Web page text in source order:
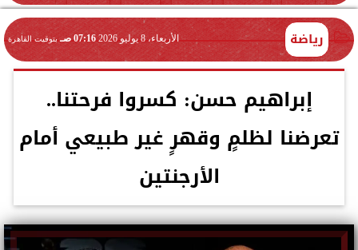
رياضة الأربعاء، 8 يوليو 2026 07:16 صـ بتوقيت القاهرة
إبراهيم حسن: كسروا فرحتنا..
تعرضنا لظلمٍ وقهرٍ غير طبيعي أمام
الأرجنتين